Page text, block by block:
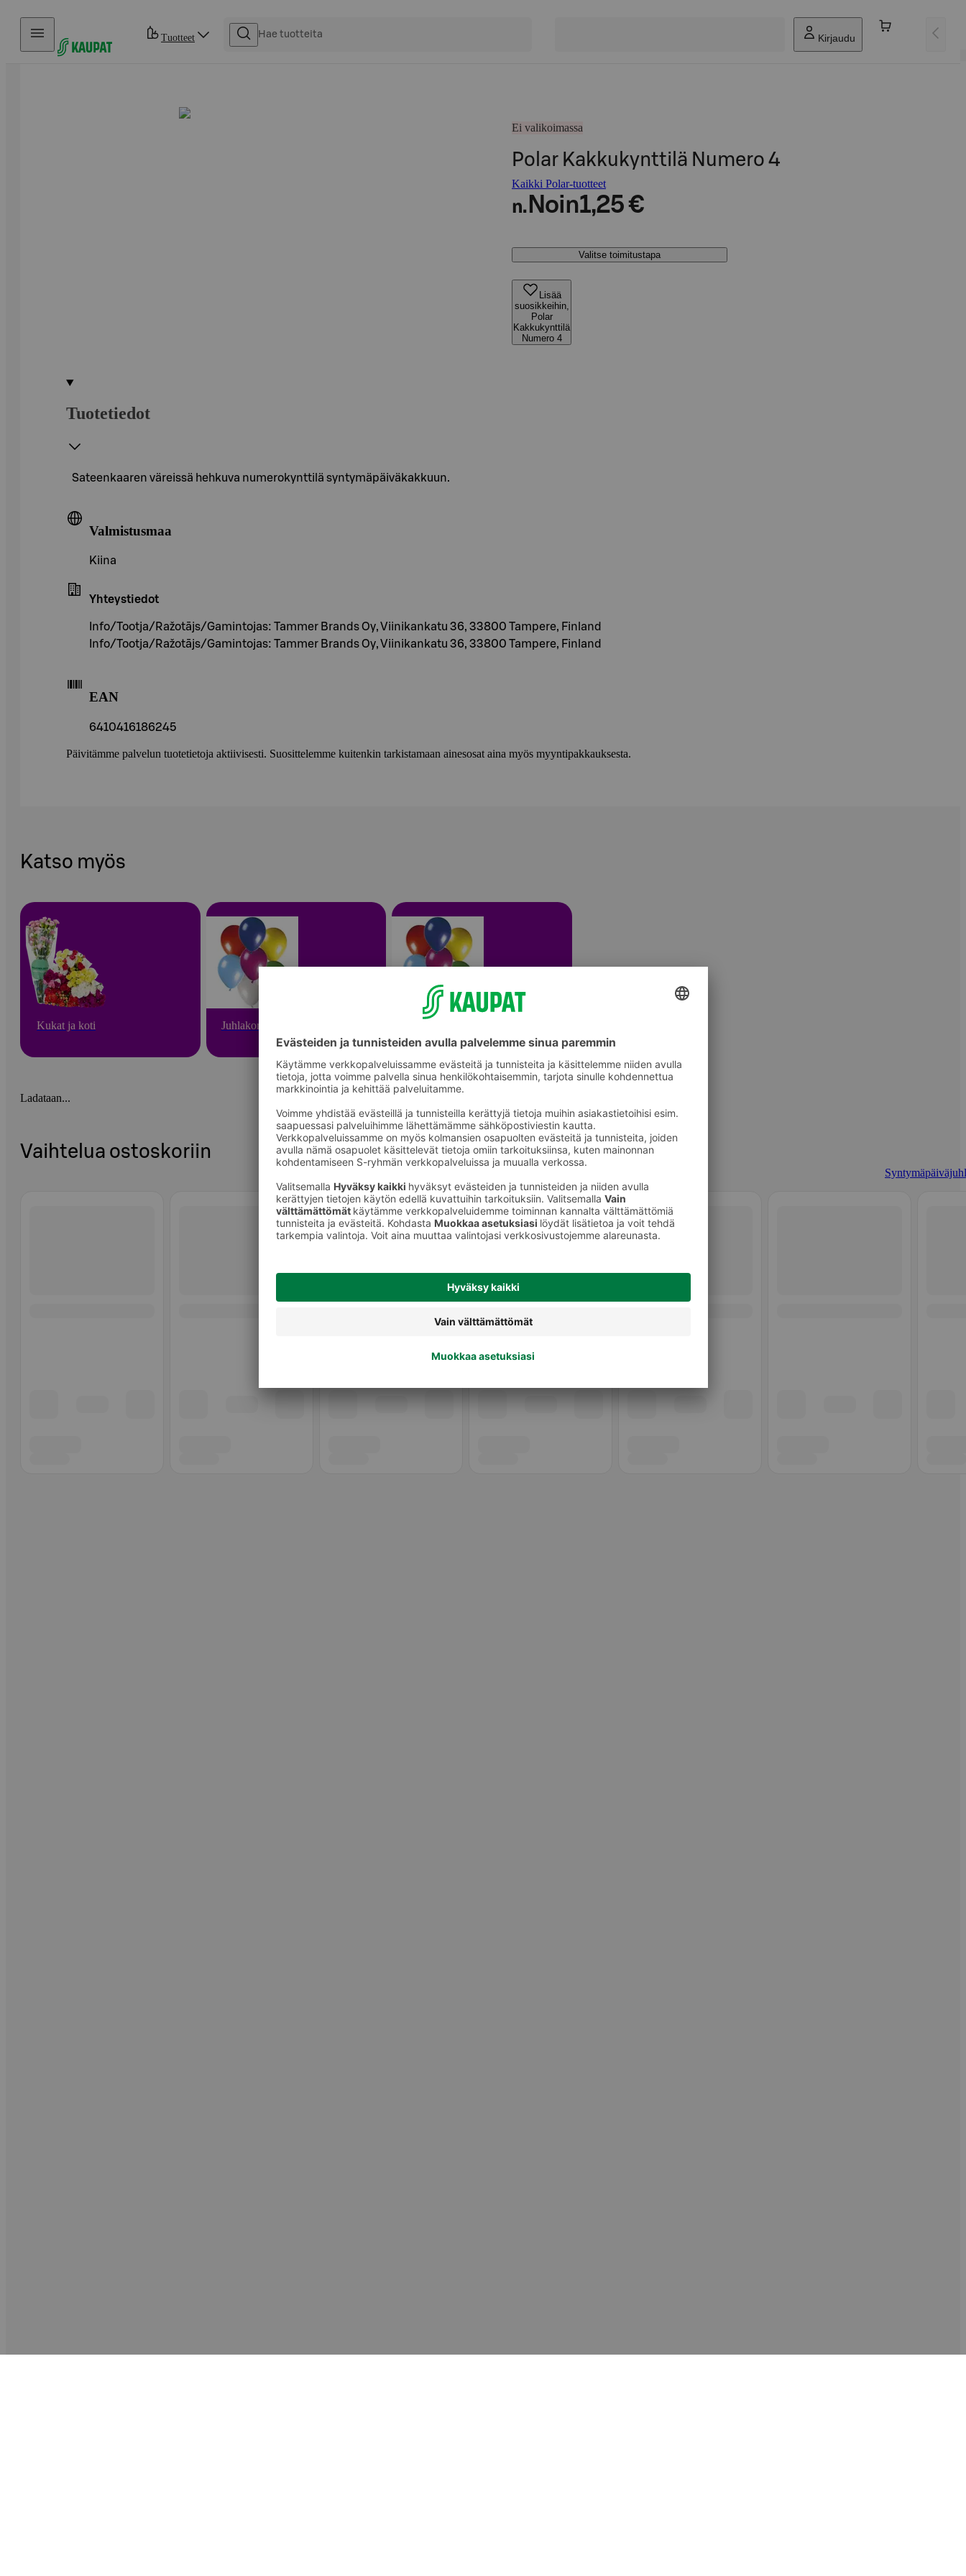
Hyppää sisältöön
Tuotteet Kirjaudu
Ei valikoimassa
Polar Kakkukynttilä Numero 4
Kaikki Polar-tuotteet
n. Noin1,25 €
Valitse toimitustapa
Lisää
suosikkeihin,
Polar
Kakkukynttilä
Numero 4
Tuotetiedot
Sateenkaaren väreissä hehkuva numerokynttilä syntymäpäiväkakkuun.
Valmistusmaa
Kiina
Yhteystiedot
Info/Tootja/Ražotājs/Gamintojas: Tammer Brands Oy, Viinikankatu 36, 33800 Tampere, Finland
Info/Tootja/Ražotājs/Gamintojas: Tammer Brands Oy, Viinikankatu 36, 33800 Tampere, Finland
EAN
6410416186245
Päivitämme palvelun tuotetietoja aktiivisesti. Suosittelemme kuitenkin tarkistamaan ainesosat aina myös myyntipakkauksesta.
Katso myös
Kukat ja koti Juhlakoristeet
Ladataan...
Vaihtelua ostoskoriin